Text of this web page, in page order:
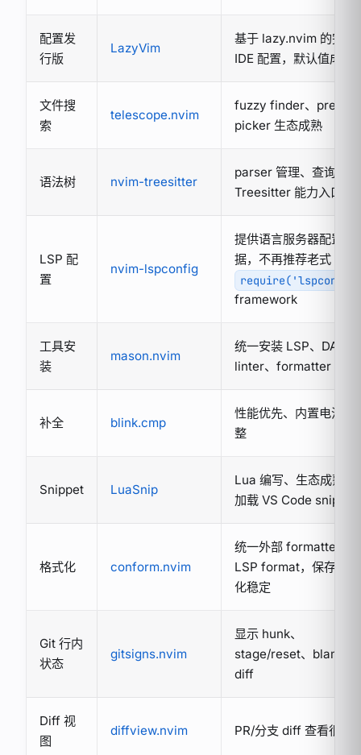
配置发
行版
LazyVim
基于 lazy.nvim 的完整
IDE 配置，默认值成熟
文件搜
索
telescope.nvim
fuzzy finder、
picker 生态成熟
语法树 nvim-treesitter
parser 管理、查询文
Treesitter 能力入口
LSP 配
置
nvim-lspconfig
提供语言服务器配置数
据，不再推荐老式
framework
工具安
装
mason.nvim
统一安装 LSP、DAP、
linter、formatter
补全 blink.cmp
性能优先、内置电池较
整
Snippet LuaSnip
Lua 编写、生态成熟、
加载 VS Code snippet
格式化 conform.nvim
统一外部 formatter 和
LSP format，保存时
化稳定
Git 行内
状态
gitsigns.nvim
显示 hunk、
stage/reset、blame、
diff
Diff 视
图
diffview.nvim PR/分支 diff 查看很顺